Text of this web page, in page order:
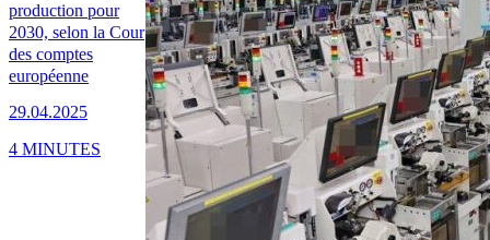
production pour
2030, selon la Cour
des comptes
européenne
29.04.2025
4 MINUTES